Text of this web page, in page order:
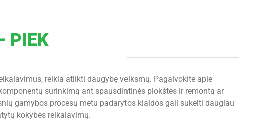
PIEK
reikia atlikti daugybę veiksmų. Pagalvokite apie
surinkimą ant spausdintinės plokštės ir remontą ar
gamybos procesų metu padarytos klaidos gali sukelti daugiau
kokybės reikalavimų.